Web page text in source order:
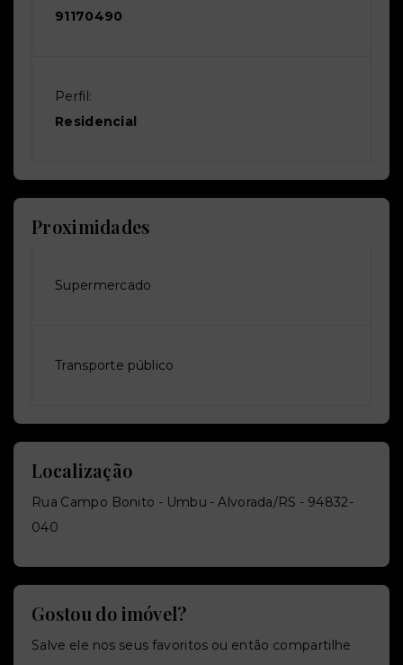
91170490
Perfil:
Residencial
Proximidades
Supermercado
Transporte público
Localização
Rua Campo Bonito - Umbu - Alvorada/RS - 94832-
040
Gostou do imóvel?
Salve ele nos seus favoritos ou então compartilhe